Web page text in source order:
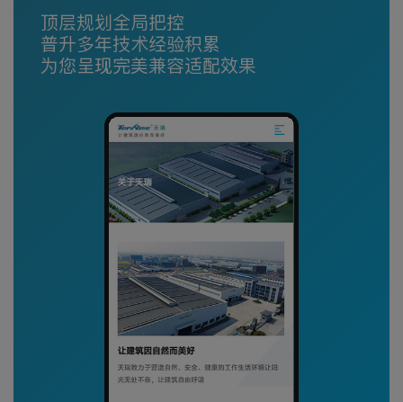
顶层规划全局把控
普升多年技术经验积累
为您呈现完美兼容适配效果